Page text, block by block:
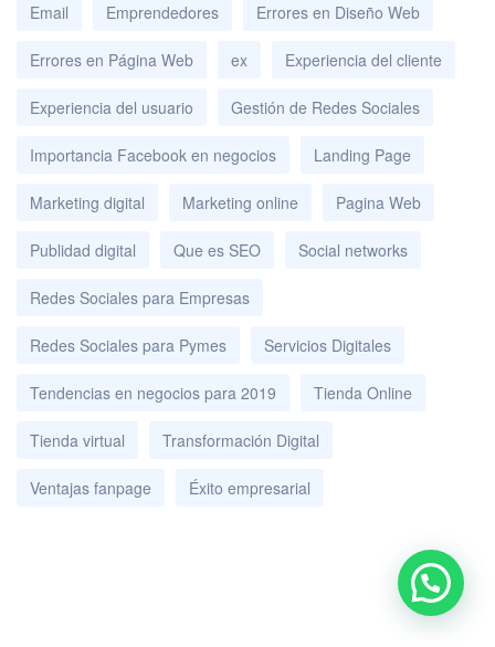
Email Emprendedores Errores en Diseño Web
Errores en Página Web ex Experiencia del cliente
Experiencia del usuario Gestión de Redes Sociales
Importancia Facebook en negocios Landing Page
Marketing digital Marketing online Pagina Web
Publidad digital Que es SEO Social networks
Redes Sociales para Empresas
Redes Sociales para Pymes Servicios Digitales
Tendencias en negocios para 2019 Tienda Online
Tienda virtual Transformación Digital
Ventajas fanpage Éxito empresarial